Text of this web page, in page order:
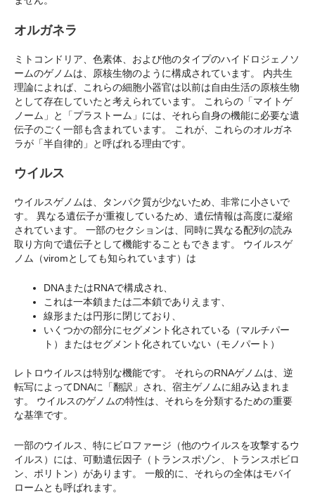
オルガネラ
ミトコンドリア、色素体、および他のタイプのハイドロジェノソ
ームのゲノムは、原核生物のように構成されています。 内共生
理論によれば、これらの細胞小器官は以前は自由生活の原核生物
として存在していたと考えられています。 これらの「マイトゲ
ノーム」と「プラストーム」には、それら自身の機能に必要な遺
伝子のごく一部も含まれています。 これが、これらのオルガネ
ラが「半自律的」と呼ばれる理由です。
ウイルス
ウイルスゲノムは、タンパク質が少ないため、非常に小さいで
す。 異なる遺伝子が重複しているため、遺伝情報は高度に凝縮
されています。 一部のセクションは、同時に異なる配列の読み
取り方向で遺伝子として機能することもできます。 ウイルスゲ
ノム（viromとしても知られています）は
DNAまたはRNAで構成され、
これは一本鎖または二本鎖でありえます、
線形または円形に閉じており、
いくつかの部分にセグメント化されている（マルチパー
ト）またはセグメント化されていない（モノパート）
レトロウイルスは特別な機能です。 それらのRNAゲノムは、逆
転写によってDNAに「翻訳」され、宿主ゲノムに組み込まれま
す。 ウイルスのゲノムの特性は、それらを分類するための重要
な基準です。
一部のウイルス、特にビロファージ（他のウイルスを攻撃するウ
イルス）には、可動遺伝因子（トランスポゾン、トランスポビロ
ン、ポリトン）があります。 一般的に、それらの全体はモバイ
ロームとも呼ばれます。